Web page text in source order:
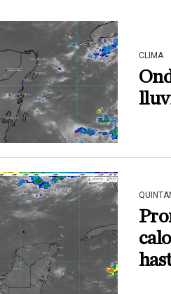
CLIMA